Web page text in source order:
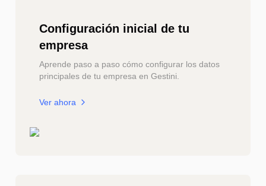
Configuración inicial de tu
empresa
Aprende paso a paso cómo configurar los datos
principales de tu empresa en Gestini.
Ver ahora